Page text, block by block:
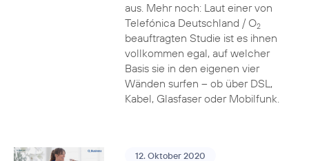
aus. Mehr noch: Laut einer von
Telefónica Deutschland / O2
beauftragten Studie ist es ihnen
vollkommen egal, auf welcher
Basis sie in den eigenen vier
Wänden surfen – ob über DSL,
Kabel, Glasfaser oder Mobilfunk.
12. Oktober 2020